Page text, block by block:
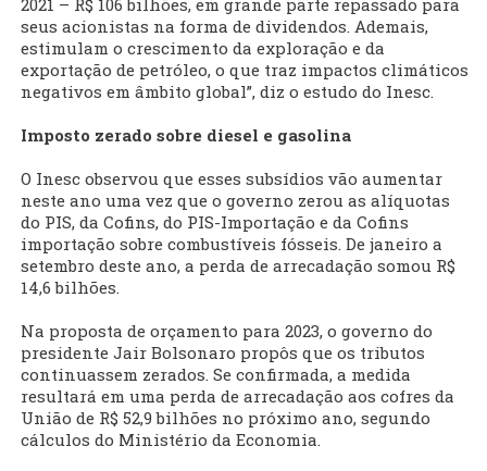
2021 – R$ 106 bilhões, em grande parte repassado para
seus acionistas na forma de dividendos. Ademais,
estimulam o crescimento da exploração e da
exportação de petróleo, o que traz impactos climáticos
negativos em âmbito global”, diz o estudo do Inesc.
Imposto zerado sobre diesel e gasolina
O Inesc observou que esses subsídios vão aumentar
neste ano uma vez que o governo zerou as alíquotas
do PIS, da Cofins, do PIS-Importação e da Cofins
importação sobre combustíveis fósseis. De janeiro a
setembro deste ano, a perda de arrecadação somou R$
14,6 bilhões.
Na proposta de orçamento para 2023, o governo do
presidente Jair Bolsonaro propôs que os tributos
continuassem zerados. Se confirmada, a medida
resultará em uma perda de arrecadação aos cofres da
União de R$ 52,9 bilhões no próximo ano, segundo
cálculos do Ministério da Economia.